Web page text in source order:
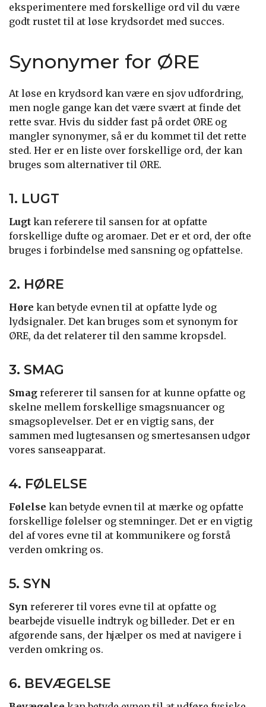
eksperimentere med forskellige ord vil du være
godt rustet til at løse krydsordet med succes.
Synonymer for ØRE
At løse en krydsord kan være en sjov udfordring,
men nogle gange kan det være svært at finde det
rette svar. Hvis du sidder fast på ordet ØRE og
mangler synonymer, så er du kommet til det rette
sted. Her er en liste over forskellige ord, der kan
bruges som alternativer til ØRE.
1. LUGT
Lugt kan referere til sansen for at opfatte
forskellige dufte og aromaer. Det er et ord, der ofte
bruges i forbindelse med sansning og opfattelse.
2. HØRE
Høre kan betyde evnen til at opfatte lyde og
lydsignaler. Det kan bruges som et synonym for
ØRE, da det relaterer til den samme kropsdel.
3. SMAG
Smag refererer til sansen for at kunne opfatte og
skelne mellem forskellige smagsnuancer og
smagsoplevelser. Det er en vigtig sans, der
sammen med lugtesansen og smertesansen udgør
vores sanseapparat.
4. FØLELSE
Følelse kan betyde evnen til at mærke og opfatte
forskellige følelser og stemninger. Det er en vigtig
del af vores evne til at kommunikere og forstå
verden omkring os.
5. SYN
Syn refererer til vores evne til at opfatte og
bearbejde visuelle indtryk og billeder. Det er en
afgørende sans, der hjælper os med at navigere i
verden omkring os.
6. BEVÆGELSE